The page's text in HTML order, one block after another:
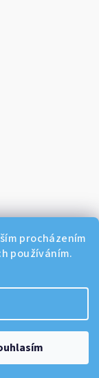
procházením
používáním.